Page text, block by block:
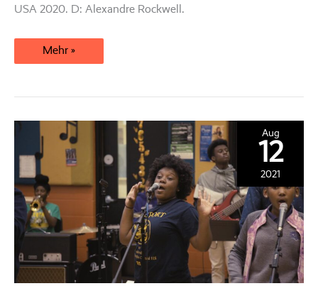
USA 2020. D: Alexandre Rockwell.
SWEET
THING
Mehr »
Aug
12
2021